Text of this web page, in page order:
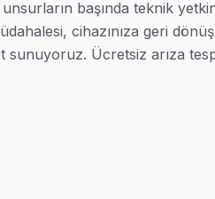
bölgesine kapıya kadar servis
başında teknik
cihazınıza geri
Ücretsiz arıza